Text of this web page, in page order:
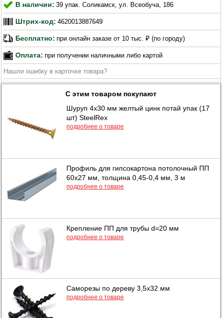
В наличии: 39 упак. Соликамск, ул. Всеобуча, 186
Штрих-код: 4620013887649
Бесплатно: при онлайн заказе от 10 тыс. ₽ (по городу)
Оплата: при получении наличными либо картой
Нашли ошибку в карточке товара?
С этим товаром покупают
Шуруп 4х30 мм желтый цинк потай упак (17
шт) SteelRex
подробнее о товаре
Профиль для гипсокартона потолочный ПП
60х27 мм, толщина 0,45-0,4 мм, 3 м
подробнее о товаре
Крепление ПП для трубы d=20 мм
подробнее о товаре
Саморезы по дереву 3,5х32 мм
подробнее о товаре